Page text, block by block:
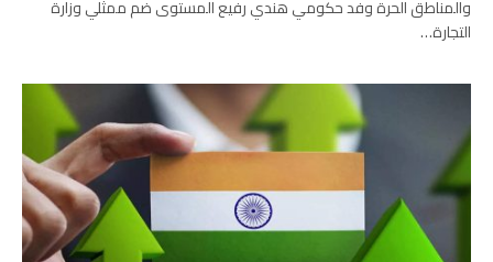
والمناطق الحرة وفد حكومي هندي رفيع المستوى ضم ممثلي وزارة
التجارة…